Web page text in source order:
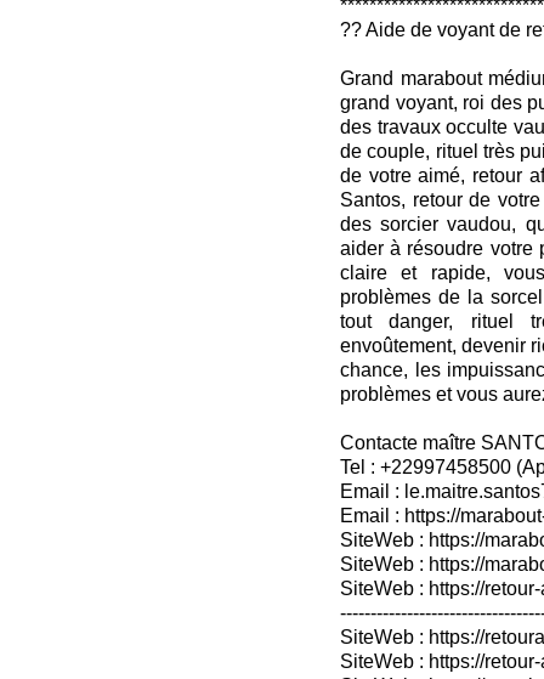
?? Aide de voyant de
Grand marabout
grand voyant, roi des
des travaux occulte
de couple, rituel très
de votre aimé, retour
Santos, retour de
des sorcier vaudou,
aider à résoudre votre
claire et rapide,
problèmes de la
tout danger, rituel
envoûtement, devenir
chance, les
problèmes et vous
Contacte maître
Tel : +22997458500
Email :
Email : https://
SiteWeb : https://
SiteWeb : https://
SiteWeb : https://
SiteWeb : https://
SiteWeb : https://